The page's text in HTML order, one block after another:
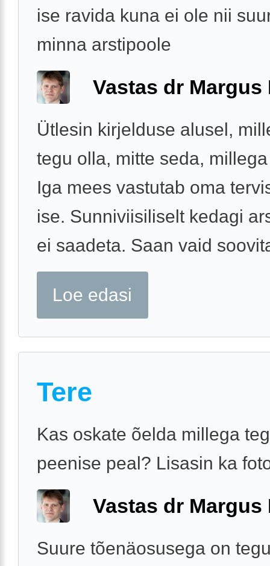
ise ravida kuna ei ole nii
minna arstipoole
Vastas dr Margus
Ütlesin kirjelduse alusel,
tegu olla, mitte seda,
Iga mees vastutab oma
ise. Sunniviisiliselt kedagi
ei saadeta. Saan vaid
Loe edasi
Tere
Kas oskate õelda millega
peenise peal? Lisasin ka
Vastas dr Margus
Suure tõenäosusega on